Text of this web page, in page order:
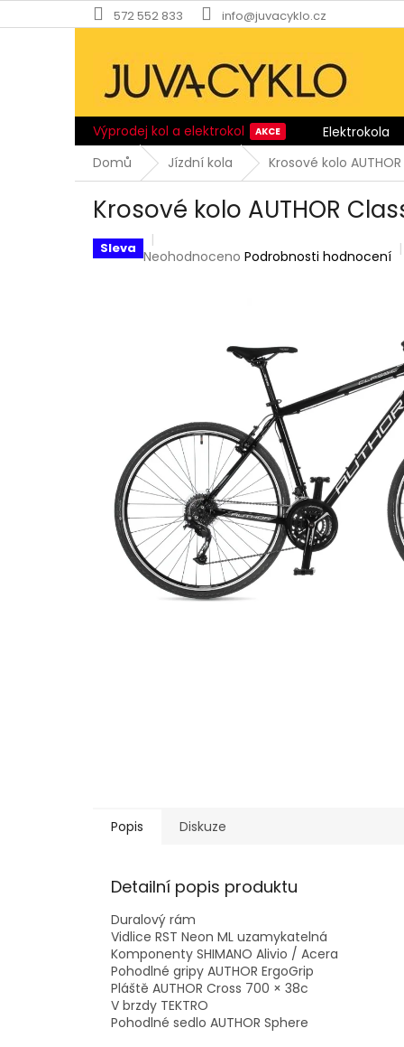
na
572 552 833 info@juvacyklo.cz
Výprodej kol a elektrokol Elektrokola
Domů
Jízdní kola Krosové kolo
Krosové kolo AUTHOR
Sleva Průměrné
Neohodnoceno Podrobnosti hodnocení
Popis Diskuze
Detailní popis produktu
Duralový rám
Vidlice RST Neon ML uzamykatelná
Komponenty SHIMANO Alivio / Acera
Pohodlné gripy AUTHOR ErgoGrip
Pláště AUTHOR Cross 700 × 38c
V brzdy TEKTRO
Pohodlné sedlo AUTHOR Sphere